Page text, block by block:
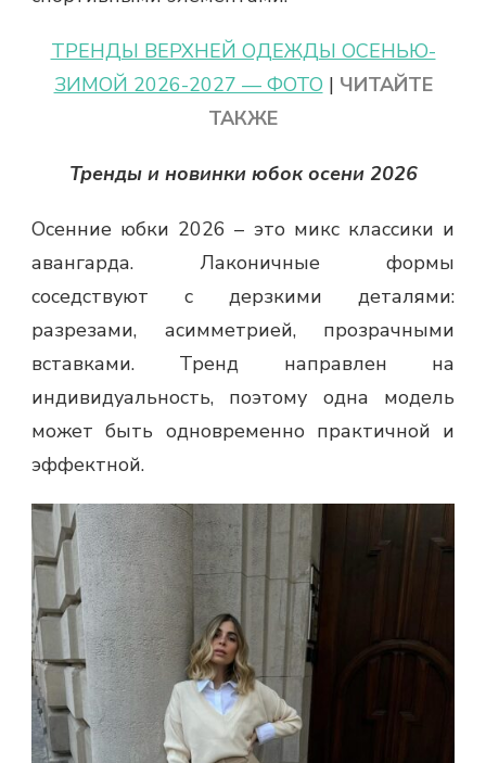
ТРЕНДЫ ВЕРХНЕЙ ОДЕЖДЫ ОСЕНЬЮ-
ЗИМОЙ 2026-2027 — ФОТО | ЧИТАЙТЕ
ТАКЖЕ
Тренды и новинки юбок осени 2026
Осенние юбки 2026 – это микс классики и
авангарда. Лаконичные формы
соседствуют с дерзкими деталями:
разрезами, асимметрией, прозрачными
вставками. Тренд направлен на
индивидуальность, поэтому одна модель
может быть одновременно практичной и
эффектной.